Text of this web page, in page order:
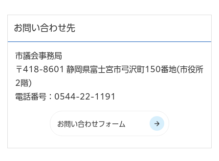
お問い合わせ先
市議会事務局
〒418-8601 静岡県富士宮市弓沢町150番地(市役所
2階)
電話番号：0544-22-1191